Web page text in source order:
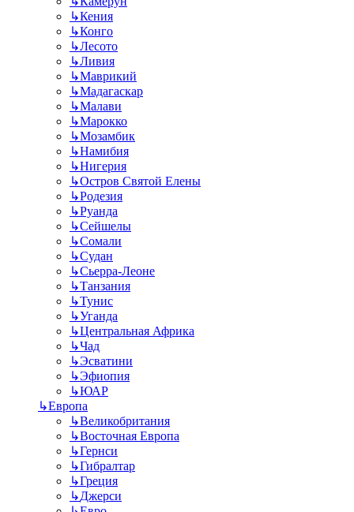
↳Кения
↳Конго
↳Лесото
↳Ливия
↳Маврикий
↳Мадагаскар
↳Малави
↳Марокко
↳Мозамбик
↳Намибия
↳Нигерия
↳Остров Святой Елены
↳Родезия
↳Руанда
↳Сейшелы
↳Сомали
↳Судан
↳Сьерра-Леоне
↳Танзания
↳Тунис
↳Уганда
↳Центральная Африка
↳Чад
↳Эсватини
↳Эфиопия
↳ЮАР
↳Европа
↳Великобритания
↳Восточная Европа
↳Гернси
↳Гибралтар
↳Греция
↳Джерси